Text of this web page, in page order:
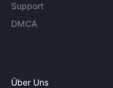
Support
DMCA
Über Uns